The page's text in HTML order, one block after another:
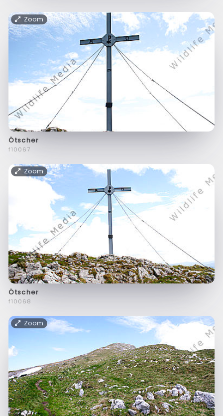
Zoom
Ötscher
f10067
Zoom
Ötscher
f10068
Zoom